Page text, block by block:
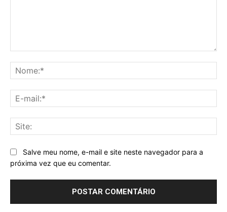
Salve meu nome, e-mail e site neste navegador para a
próxima vez que eu comentar.